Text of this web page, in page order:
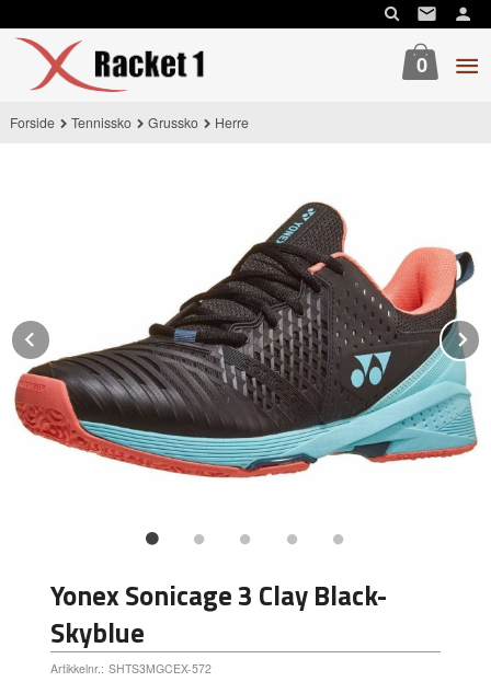
til
innholdet
0
Forside Tennissko Grussko Herre
Yonex Sonicage 3 Clay Black-
Skyblue
Artikkelnr.: SHTS3MGCEX-572